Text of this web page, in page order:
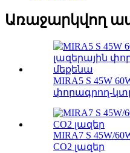
Առաջարկվող
MIRA5 S 45W
փորագրող-
MIRA7 S 45W/
CO2 լազեր